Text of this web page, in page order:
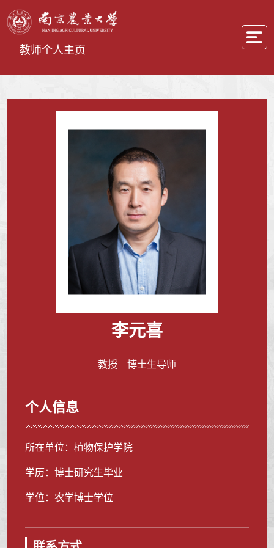
教师个人主页
李元喜
教授 博士生导师
个人信息
所在单位：植物保护学院
学历：博士研究生毕业
学位：农学博士学位